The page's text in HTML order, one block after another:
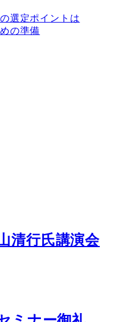
選定ポイントは
の準備
清行氏講演会